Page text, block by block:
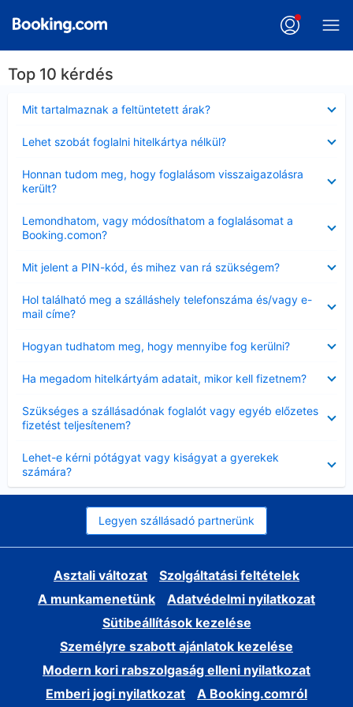
Top 10 kérdés
Mit tartalmaznak a feltüntetett árak?
Lehet szobát foglalni hitelkártya nélkül?
Honnan tudom meg, hogy foglalásom visszaigazolásra
került?
Lemondhatom, vagy módosíthatom a foglalásomat a
Booking.comon?
Mit jelent a PIN-kód, és mihez van rá szükségem?
Hol található meg a szálláshely telefonszáma és/vagy e-
mail címe?
Hogyan tudhatom meg, hogy mennyibe fog kerülni?
Ha megadom hitelkártyám adatait, mikor kell fizetnem?
Szükséges a szállásadónak foglalót vagy egyéb előzetes
fizetést teljesítenem?
Lehet-e kérni pótágyat vagy kiságyat a gyerekek
számára?
Legyen szállásadó partnerünk
Asztali változat
Szolgáltatási feltételek
A munkamenetünk
Adatvédelmi nyilatkozat
Sütibeállítások kezelése
Személyre szabott ajánlatok kezelése
Modern kori rabszolgaság elleni nyilatkozat
Emberi jogi nyilatkozat
A Booking.comról